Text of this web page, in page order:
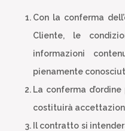
Con la conferma
Cliente, le
informazioni
pienamente
La conferma
costituirà
Il contratto si